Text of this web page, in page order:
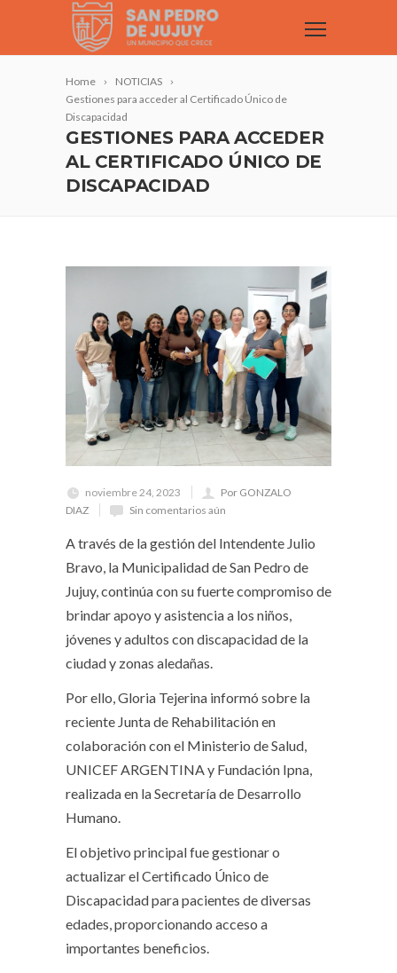
Home
NOTICIAS
Gestiones para acceder al Certificado Único de
Discapacidad
GESTIONES PARA ACCEDER
AL CERTIFICADO ÚNICO DE
DISCAPACIDAD
noviembre 24, 2023
Por GONZALO
DIAZ
Sin comentarios aún
A través de la gestión del Intendente Julio
Bravo, la Municipalidad de San Pedro de
Jujuy, continúa con su fuerte compromiso de
brindar apoyo y asistencia a los niños,
jóvenes y adultos con discapacidad de la
ciudad y zonas aledañas.
Por ello, Gloria Tejerina informó sobre la
reciente Junta de Rehabilitación en
colaboración con el Ministerio de Salud,
UNICEF ARGENTINA y Fundación Ipna,
realizada en la Secretaría de Desarrollo
Humano.
El objetivo principal fue gestionar o
actualizar el Certificado Único de
Discapacidad para pacientes de diversas
edades, proporcionando acceso a
importantes beneficios.